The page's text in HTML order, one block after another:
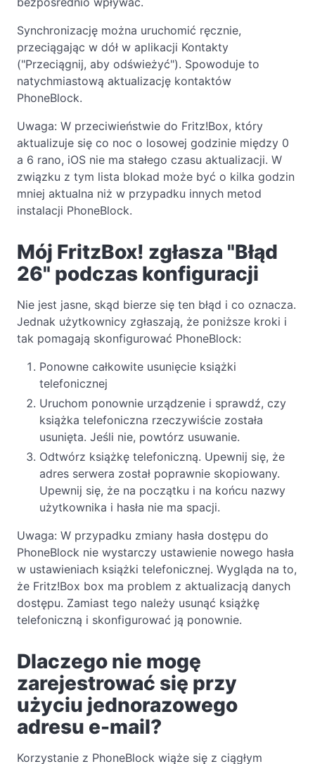
Synchronizację można uruchomić ręcznie,
przeciągając w dół w aplikacji Kontakty
("Przeciągnij, aby odświeżyć"). Spowoduje to
natychmiastową aktualizację kontaktów
PhoneBlock.
Uwaga: W przeciwieństwie do Fritz!Box, który
aktualizuje się co noc o losowej godzinie między 0
a 6 rano, iOS nie ma stałego czasu aktualizacji. W
związku z tym lista blokad może być o kilka godzin
mniej aktualna niż w przypadku innych metod
instalacji PhoneBlock.
Mój FritzBox! zgłasza "Błąd
26" podczas konfiguracji
Nie jest jasne, skąd bierze się ten błąd i co oznacza.
Jednak użytkownicy zgłaszają, że poniższe kroki i
tak pomagają skonfigurować PhoneBlock:
Ponowne całkowite usunięcie książki
telefonicznej
Uruchom ponownie urządzenie i sprawdź, czy
książka telefoniczna rzeczywiście została
usunięta. Jeśli nie, powtórz usuwanie.
Odtwórz książkę telefoniczną. Upewnij się, że
adres serwera został poprawnie skopiowany.
Upewnij się, że na początku i na końcu nazwy
użytkownika i hasła nie ma spacji.
Uwaga: W przypadku zmiany hasła dostępu do
PhoneBlock nie wystarczy ustawienie nowego hasła
w ustawieniach książki telefonicznej. Wygląda na to,
że Fritz!Box box ma problem z aktualizacją danych
dostępu. Zamiast tego należy usunąć książkę
telefoniczną i skonfigurować ją ponownie.
Dlaczego nie mogę
zarejestrować się przy
użyciu jednorazowego
adresu e-mail?
Korzystanie z PhoneBlock wiąże się z ciągłym